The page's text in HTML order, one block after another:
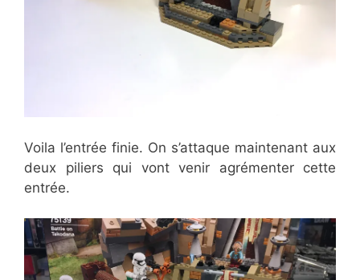
Voila l’entrée finie. On s’attaque maintenant aux
deux piliers qui vont venir agrémenter cette
entrée.